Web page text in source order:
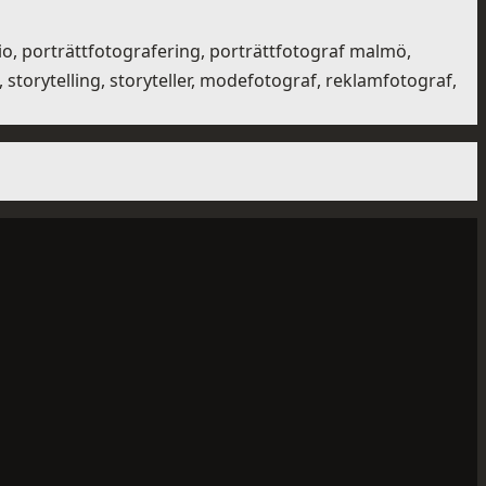
porträttfotografering, porträttfotograf malmö,
storyteller, modefotograf, reklamfotograf,